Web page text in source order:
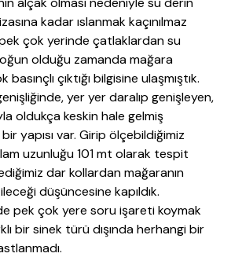
kadar ıslanmak kaçınılmaz
çok yerinde çatlaklardan su
olduğu zamanda mağara
çıktığı bilgisine ulaşmıştık.
yer yer daralıp genişleyen,
oldukça keskin hale gelmiş
yapısı var. Girip ölçebildiğimiz
uzunluğu 101 mt olarak tespit
dar kollardan mağaranın
düşüncesine kapıldık.
pek çok yere soru işareti koymak
bir sinek türü dışında herhangi bir